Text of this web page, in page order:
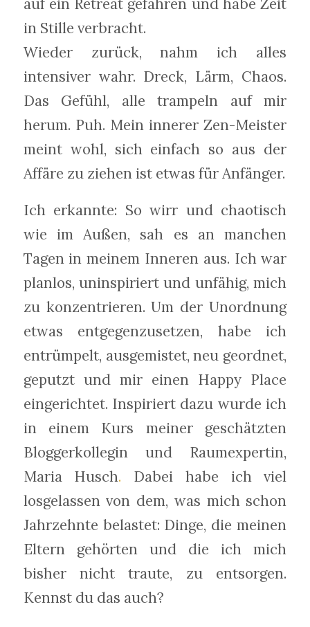
auf ein Retreat gefahren und habe Zeit
in Stille verbracht.
Wieder zurück, nahm ich alles
intensiver wahr. Dreck, Lärm, Chaos.
Das Gefühl, alle trampeln auf mir
herum. Puh. Mein innerer Zen-Meister
meint wohl, sich einfach so aus der
Affäre zu ziehen ist etwas für Anfänger.
Ich erkannte: So wirr und chaotisch
wie im Außen, sah es an manchen
Tagen in meinem Inneren aus. Ich war
planlos, uninspiriert und unfähig, mich
zu konzentrieren. Um der Unordnung
etwas entgegenzusetzen, habe ich
entrümpelt, ausgemistet, neu geordnet,
geputzt und mir einen Happy Place
eingerichtet. Inspiriert dazu wurde ich
in einem Kurs meiner geschätzten
Bloggerkollegin und Raumexpertin,
Maria Husch. Dabei habe ich viel
losgelassen von dem, was mich schon
Jahrzehnte belastet: Dinge, die meinen
Eltern gehörten und die ich mich
bisher nicht traute, zu entsorgen.
Kennst du das auch?